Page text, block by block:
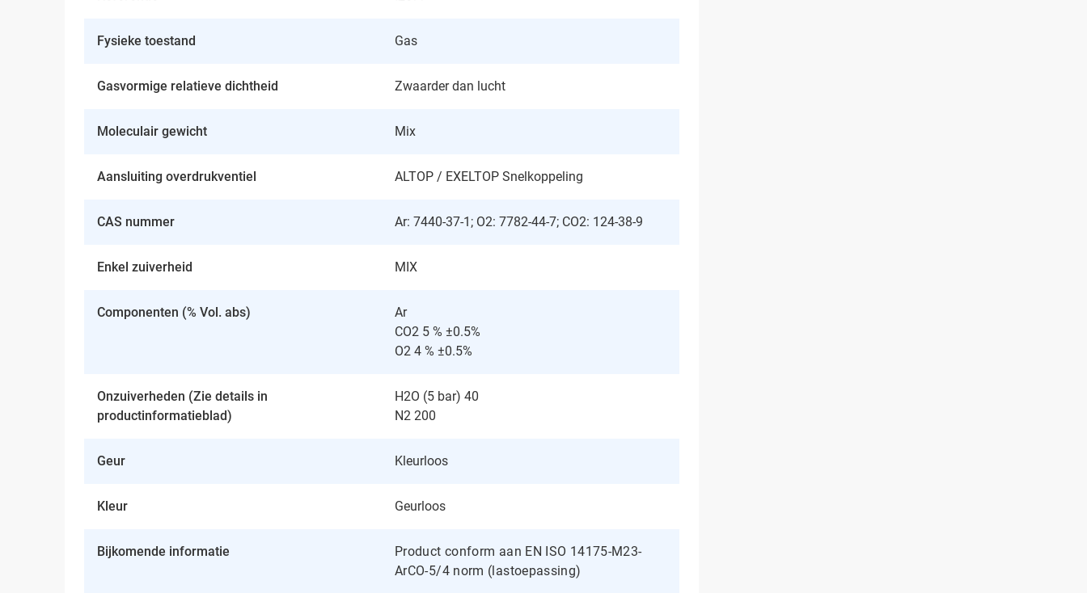
Fysieke toestand Gas
Gasvormige relatieve dichtheid Zwaarder dan lucht
Moleculair gewicht Mix
Aansluiting overdrukventiel ALTOP / EXELTOP Snelkoppeling
CAS nummer Ar: 7440-37-1; O2: 7782-44-7; CO2: 124-38-9
Enkel zuiverheid MIX
Componenten (% Vol. abs)
Ar
CO2 5 % ±0.5%
O2 4 % ±0.5%
Onzuiverheden (Zie details in
productinformatieblad)
H2O (5 bar) 40
N2 200
Geur Kleurloos
Kleur Geurloos
Bijkomende informatie
Product conform aan EN ISO 14175-M23-
ArCO-5/4 norm (lastoepassing)